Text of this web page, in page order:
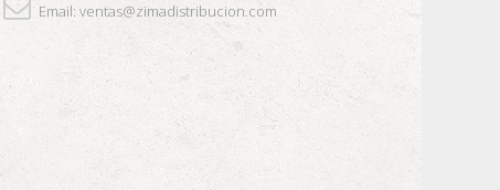
Email:ventas@zimadistribucion.com